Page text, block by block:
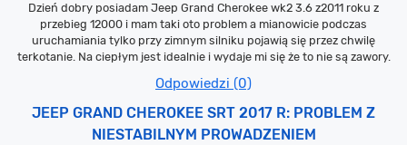
Dzień dobry posiadam Jeep Grand Cherokee wk2 3.6 z2011 roku z
przebieg 12000 i mam taki oto problem a mianowicie podczas
uruchamiania tylko przy zimnym silniku pojawią się przez chwilę
terkotanie. Na ciepłym jest idealnie i wydaje mi się że to nie są zawory.
Odpowiedzi (0)
JEEP GRAND CHEROKEE SRT 2017 R: PROBLEM Z
NIESTABILNYM PROWADZENIEM